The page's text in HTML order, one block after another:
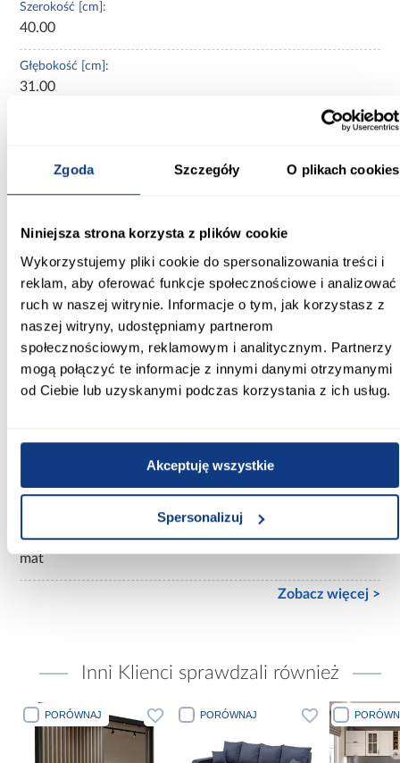
Zgoda Szczegóły O plikach cookies
Niniejsza strona korzysta z plików cookie
Wykorzystujemy pliki cookie do spersonalizowania treści i
reklam, aby oferować funkcje społecznościowe i analizować
ruch w naszej witrynie. Informacje o tym, jak korzystasz z
naszej witryny, udostępniamy partnerom
społecznościowym, reklamowym i analitycznym. Partnerzy
mogą połączyć te informacje z innymi danymi otrzymanymi
od Ciebie lub uzyskanymi podczas korzystania z ich usług.
Akceptuję wszystkie
Spersonalizuj
Szerokość [cm]:
40.00
Głębokość [cm]:
31.00
Kolor frontów:
SANDGRAU AFM
Kolor korpusu:
biały
beżowe
białe
mat
Wykończenie korpusu:
mat
Zobacz więcej >
Inni Klienci sprawdzali również
PORÓWNAJ PORÓWNAJ